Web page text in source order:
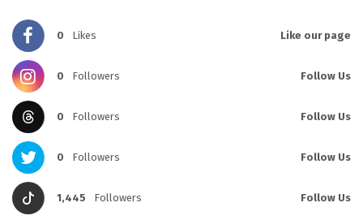
0 Likes Like our page
0 Followers Follow Us
0 Followers Follow Us
0 Followers Follow Us
1,445 Followers Follow Us